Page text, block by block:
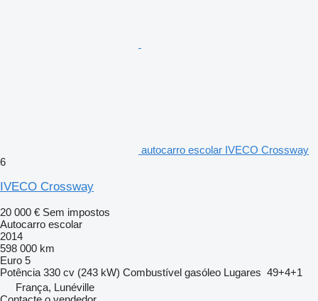
autocarro escolar IVECO Crossway
6
IVECO Crossway
20 000 € Sem impostos
Autocarro escolar
2014
598 000 km
Euro 5
Potência 330 cv (243 kW) Combustível gasóleo Lugares 49+4+1
França, Lunéville